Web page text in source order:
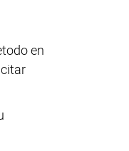
en